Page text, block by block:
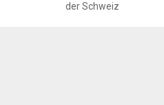
der Schweiz